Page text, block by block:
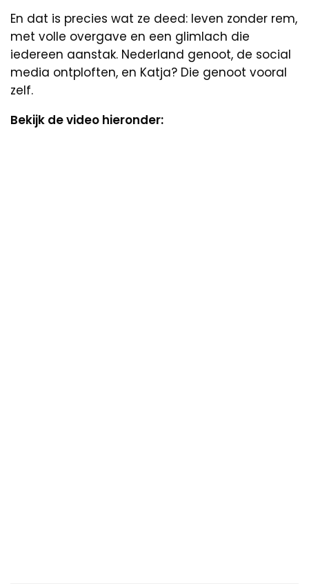
En dat is precies wat ze deed: leven zonder rem,
met volle overgave en een glimlach die
iedereen aanstak. Nederland genoot, de social
media ontploften, en Katja? Die genoot vooral
zelf.
Bekijk de video hieronder: